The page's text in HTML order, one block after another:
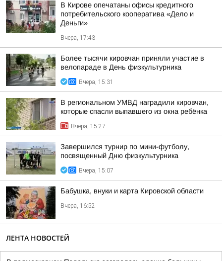
В Кирове опечатаны офисы кредитного
потребительского кооператива «Дело и
Деньги»
Вчера, 17:43
Более тысячи кировчан приняли участие в
велопараде в День физкультурника
Вчера, 15:31
В региональном УМВД наградили кировчан,
которые спасли выпавшего из окна ребёнка
Вчера, 15:27
Завершился турнир по мини-футболу,
посвященный Дню физкультурника
Вчера, 15:07
Бабушка, внуки и карта Кировской области
Вчера, 16:52
ЛЕНТА НОВОСТЕЙ